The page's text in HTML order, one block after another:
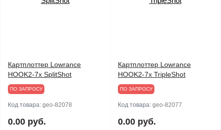
Картплоттер Lowrance
HOOK2-7x SplitShot
ПО ЗАПРОСУ
Код товара: geo-82078
0.00 руб.
Картплоттер Lowrance
HOOK2-7x TripleShot
ПО ЗАПРОСУ
Код товара: geo-82077
0.00 руб.